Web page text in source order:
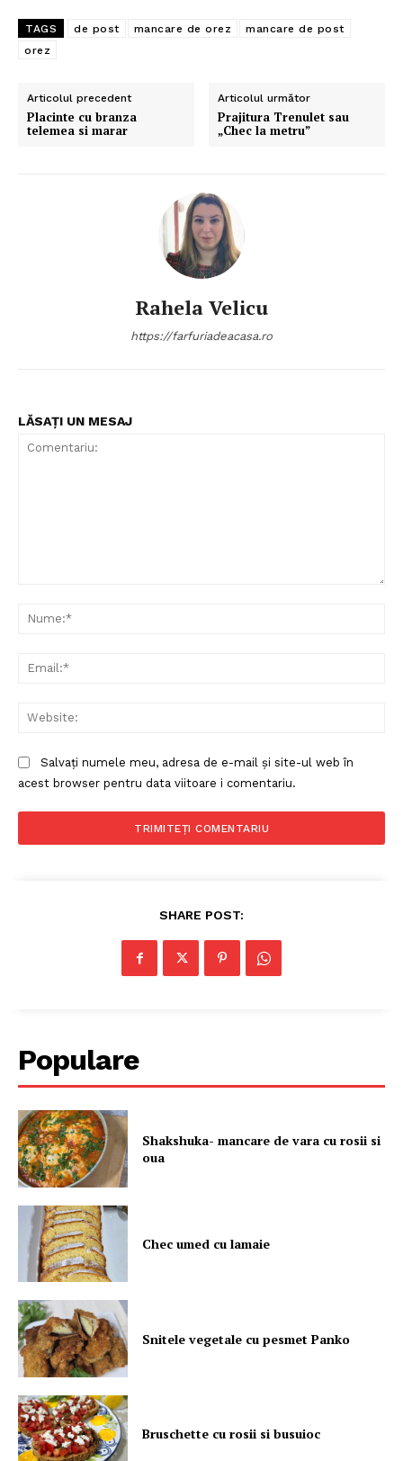
TAGS de post mancare de orez
mancare de post
orez
Articolul precedent
Placinte cu branza
telemea si marar
Articolul următor
Prajitura Trenulet sau
„Chec la metru”
Rahela Velicu
https://farfuriadeacasa.ro
LĂSAȚI UN MESAJ
Salvați numele meu, adresa de e-mail și site-ul web în
acest browser pentru data viitoare i comentariu.
SHARE POST:
Populare
Shakshuka- mancare de vara cu rosii si
oua
Chec umed cu lamaie
Snitele vegetale cu pesmet Panko
Bruschette cu rosii si busuioc